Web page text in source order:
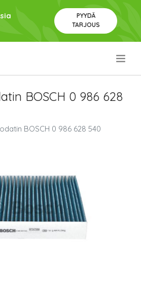
PYYDÄ
TARJOUS
BOSCH 0 986 628
BOSCH 0 986 628 540